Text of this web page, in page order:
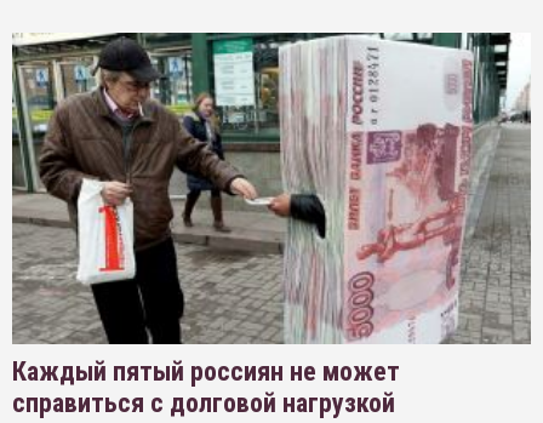
Каждый пятый россиян не может
справиться с долговой нагрузкой